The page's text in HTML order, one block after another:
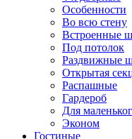
Особенности
Во всю стену
Встроенные
Под потолок
Раздвижные
Открытая
Распашные
Гардероб
Для
Эконом
Гостиные